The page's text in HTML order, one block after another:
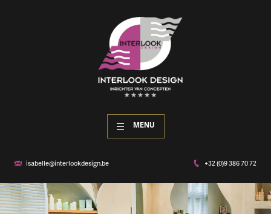
MENU
isabelle@interlookdesign.be +32 (0)9 386 70 72